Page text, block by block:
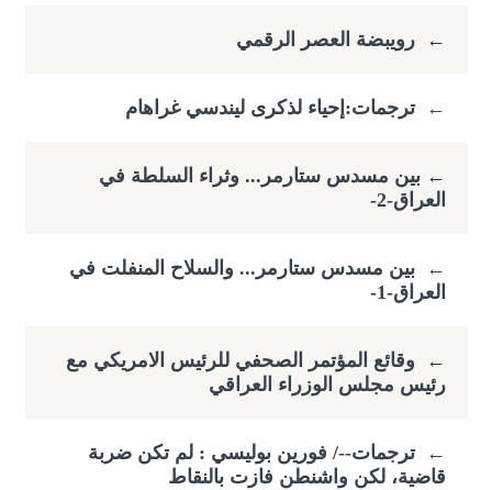
← رويبضة العصر الرقمي
← ترجمات:إحياء لذكرى ليندسي غراهام
←​بين مسدس ستارمر... وثراء السلطة في
العراق-2-
←
بين مسدس ستارمر... والسلاح المنفلت في
العراق-1-
←
وقائع المؤتمر الصحفي للرئيس الامريكي مع
رئيس مجلس الوزراء العراقي
← ترجمات--/ فورين بوليسي : لم تكن ضربة
قاضية، لكن واشنطن فازت بالنقاط